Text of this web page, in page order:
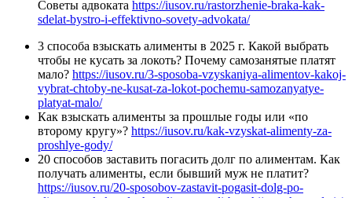
Советы адвоката https://iusov.ru/rastorzhenie-braka-kak-
sdelat-bystro-i-effektivno-sovety-advokata/
3 способа взыскать алименты в 2025 г. Какой выбрать
чтобы не кусать за локоть? Почему самозанятые платят
мало? https://iusov.ru/3-sposoba-vzyskaniya-alimentov-kakoj-
vybrat-chtoby-ne-kusat-za-lokot-pochemu-samozanyatye-
platyat-malo/
Как взыскать алименты за прошлые годы или «по
второму кругу»? https://iusov.ru/kak-vzyskat-alimenty-za-
proshlye-gody/
20 способов заставить погасить долг по алиментам. Как
получать алименты, если бывший муж не платит?
https://iusov.ru/20-sposobov-zastavit-pogasit-dolg-po-